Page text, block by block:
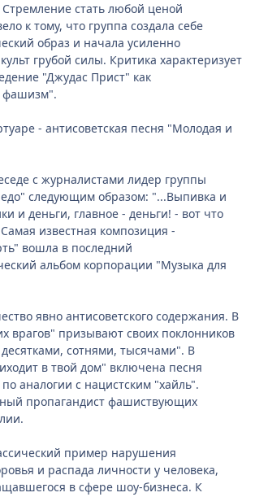
стать любой ценой
к тому, что группа создала себе
образ и начала усиленно
грубой силы. Критика характеризует
"Джудас Прист" как
фашизм".
- антисоветская песня "Молодая и
с журналистами лидер группы
следующим образом: "...Выпивка и
и деньги, главное - деньги! - вот что
известная композиция -
вошла в последний
альбом корпорации "Музыка для
явно антисоветского содержания. В
врагов" призывают своих поклонников
десятками, сотнями, тысячами". В
в твой дом" включена песня
аналогии с нацистским "хайль".
пропагандист фашиствующих
пример нарушения
и распада личности у человека,
в сфере шоу-бизнеса. К